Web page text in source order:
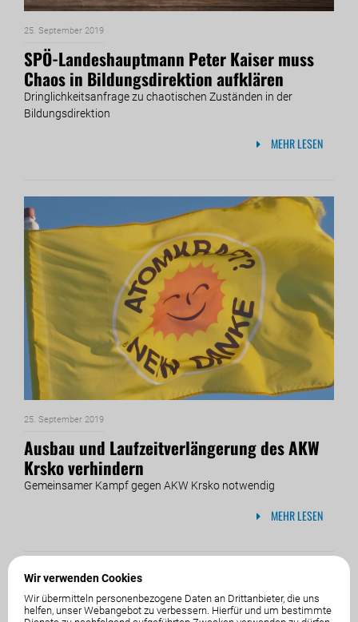
Wir verwenden Cookies
Wir übermitteln personenbezogene Daten an Drittanbieter, die uns
helfen, unser Webangebot zu verbessern. Hierfür und um bestimmte
25. September 2019
SPÖ-Landeshauptmann Peter Kaiser muss
Chaos in Bildungsdirektion aufklären
Dringlichkeitsanfrage zu chaotischen Zuständen in der
Bildungsdirektion
MEHR LESEN
25. September 2019
Ausbau und Laufzeitverlängerung des AKW
Krsko verhindern
Gemeinsamer Kampf gegen AKW Krsko notwendig
MEHR LESEN